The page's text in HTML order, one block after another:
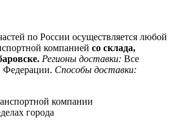
по России осуществляется любой
компанией со склада,
Регионы доставки: Все
Федерации. Способы доставки:
компании
города